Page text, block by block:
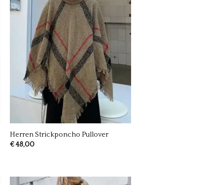
Herren Strickponcho Pullover
€48,00